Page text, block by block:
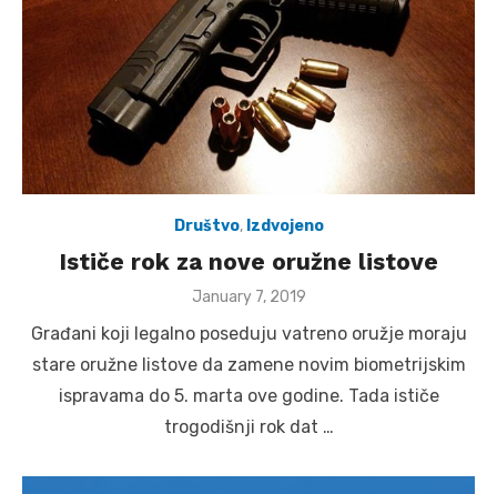
Društvo, Izdvojeno
Ističe rok za nove oružne listove
Posted
January 7, 2019
Građani koji legalno poseduju vatreno oružje moraju
stare oružne listove da zamene novim biometrijskim
ispravama do 5. marta ove godine. Tada ističe
trogodišnji rok dat …